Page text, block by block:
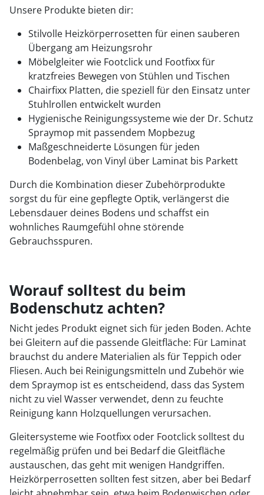
Unsere Produkte bieten dir:
Stilvolle Heizkörperrosetten für einen sauberen
Übergang am Heizungsrohr
Möbelgleiter wie Footclick und Footfixx für
kratzfreies Bewegen von Stühlen und Tischen
Chairfixx Platten, die speziell für den Einsatz unter
Stuhlrollen entwickelt wurden
Hygienische Reinigungssysteme wie der Dr. Schutz
Spraymop mit passendem Mopbezug
Maßgeschneiderte Lösungen für jeden
Bodenbelag, von Vinyl über Laminat bis Parkett
Durch die Kombination dieser Zubehörprodukte
sorgst du für eine gepflegte Optik, verlängerst die
Lebensdauer deines Bodens und schaffst ein
wohnliches Raumgefühl ohne störende
Gebrauchsspuren.
Worauf solltest du beim
Bodenschutz achten?
Nicht jedes Produkt eignet sich für jeden Boden. Achte
bei Gleitern auf die passende Gleitfläche: Für Laminat
brauchst du andere Materialien als für Teppich oder
Fliesen. Auch bei Reinigungsmitteln und Zubehör wie
dem Spraymop ist es entscheidend, dass das System
nicht zu viel Wasser verwendet, denn zu feuchte
Reinigung kann Holzquellungen verursachen.
Gleitersysteme wie Footfixx oder Footclick solltest du
regelmäßig prüfen und bei Bedarf die Gleitfläche
austauschen, das geht mit wenigen Handgriffen.
Heizkörperrosetten sollten fest sitzen, aber bei Bedarf